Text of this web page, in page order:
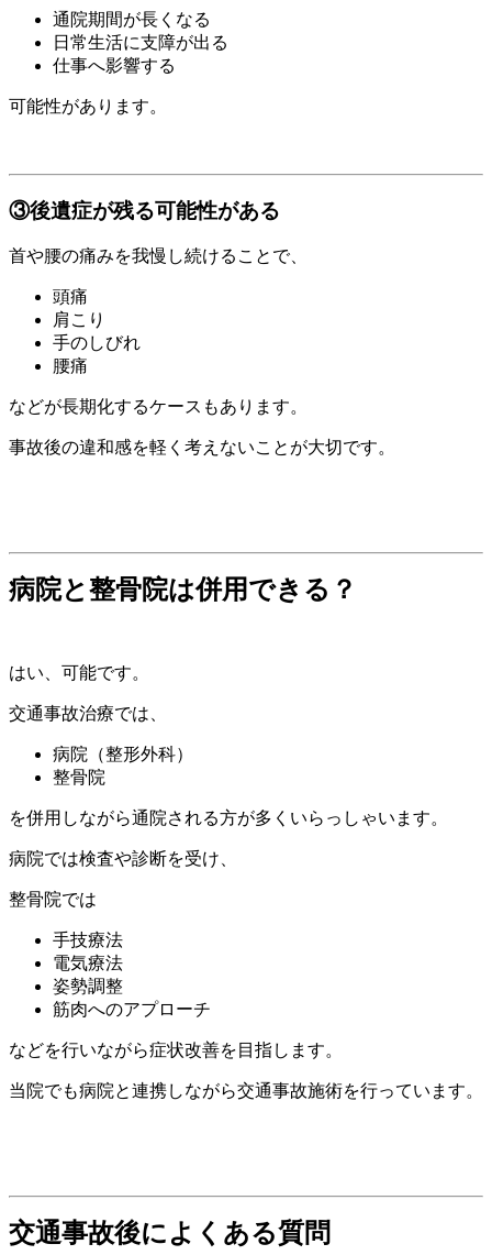
通院期間が長くなる
日常生活に支障が出る
仕事へ影響する
可能性があります。
③後遺症が残る可能性がある
首や腰の痛みを我慢し続けることで、
頭痛
肩こり
手のしびれ
腰痛
などが長期化するケースもあります。
事故後の違和感を軽く考えないことが大切です。
病院と整骨院は併用できる？
はい、可能です。
交通事故治療では、
病院（整形外科）
整骨院
を併用しながら通院される方が多くいらっしゃいます。
病院では検査や診断を受け、
整骨院では
手技療法
電気療法
姿勢調整
筋肉へのアプローチ
などを行いながら症状改善を目指します。
当院でも病院と連携しながら交通事故施術を行っています。
交通事故後によくある質問